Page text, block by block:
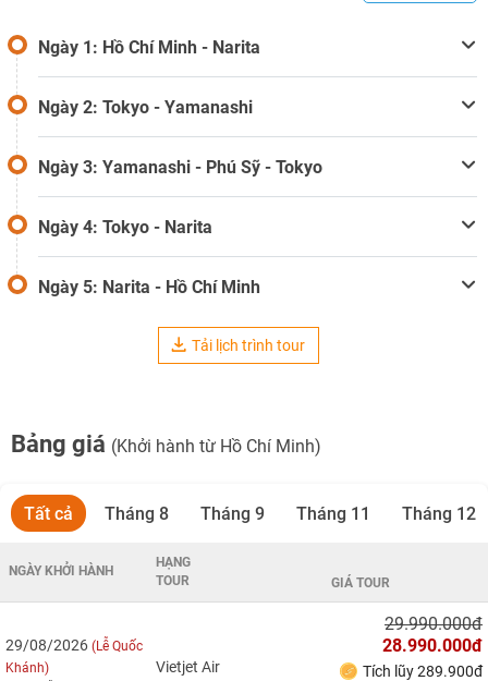
Ngày 1: Hồ Chí Minh - Narita
Ngày 2: Tokyo - Yamanashi
Ngày 3: Yamanashi - Phú Sỹ - Tokyo
Ngày 4: Tokyo - Narita
Ngày 5: Narita - Hồ Chí Minh
Tải lịch trình tour
Bảng giá (Khởi hành từ Hồ Chí Minh)
Tất cả Tháng 8 Tháng 9 Tháng 11 Tháng 12
NGÀY KHỞI HÀNH
HẠNG
TOUR
GIÁ TOUR
29/08/2026 (Lễ Quốc
Khánh)
Vietjet Air
29.990.000đ
28.990.000đ
Tích lũy 289.900đ